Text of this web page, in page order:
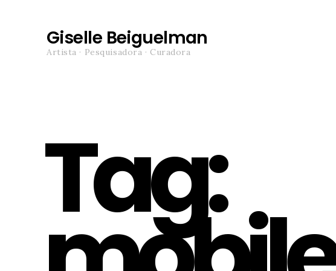
Giselle Beiguelman
Artista · Pesquisadora · Curadora
Tag: